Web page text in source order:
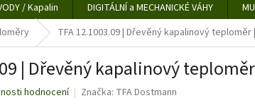
/ Kapalin DIGITÁLNÍ a MECHANICKÉ VÁHY
TFA 12.1003.09 | Dřevěný kapalinový teploměr
| Dřevěný kapalinový
hodnocení Značka: TFA Dostmann